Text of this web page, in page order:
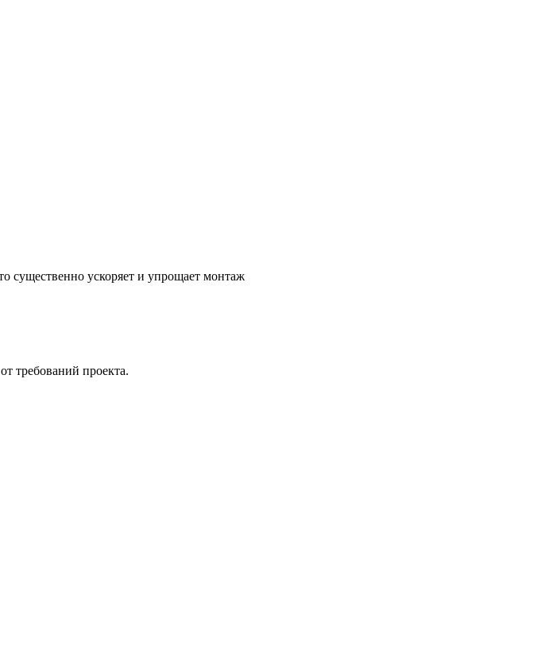
существенно ускоряет и упрощает монтаж
требований проекта.